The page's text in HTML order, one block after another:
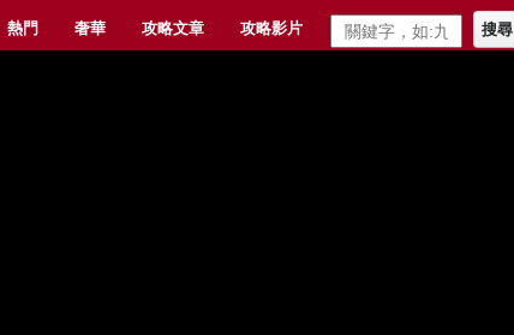
熱門 奢華 攻略文章 攻略影片 搜尋